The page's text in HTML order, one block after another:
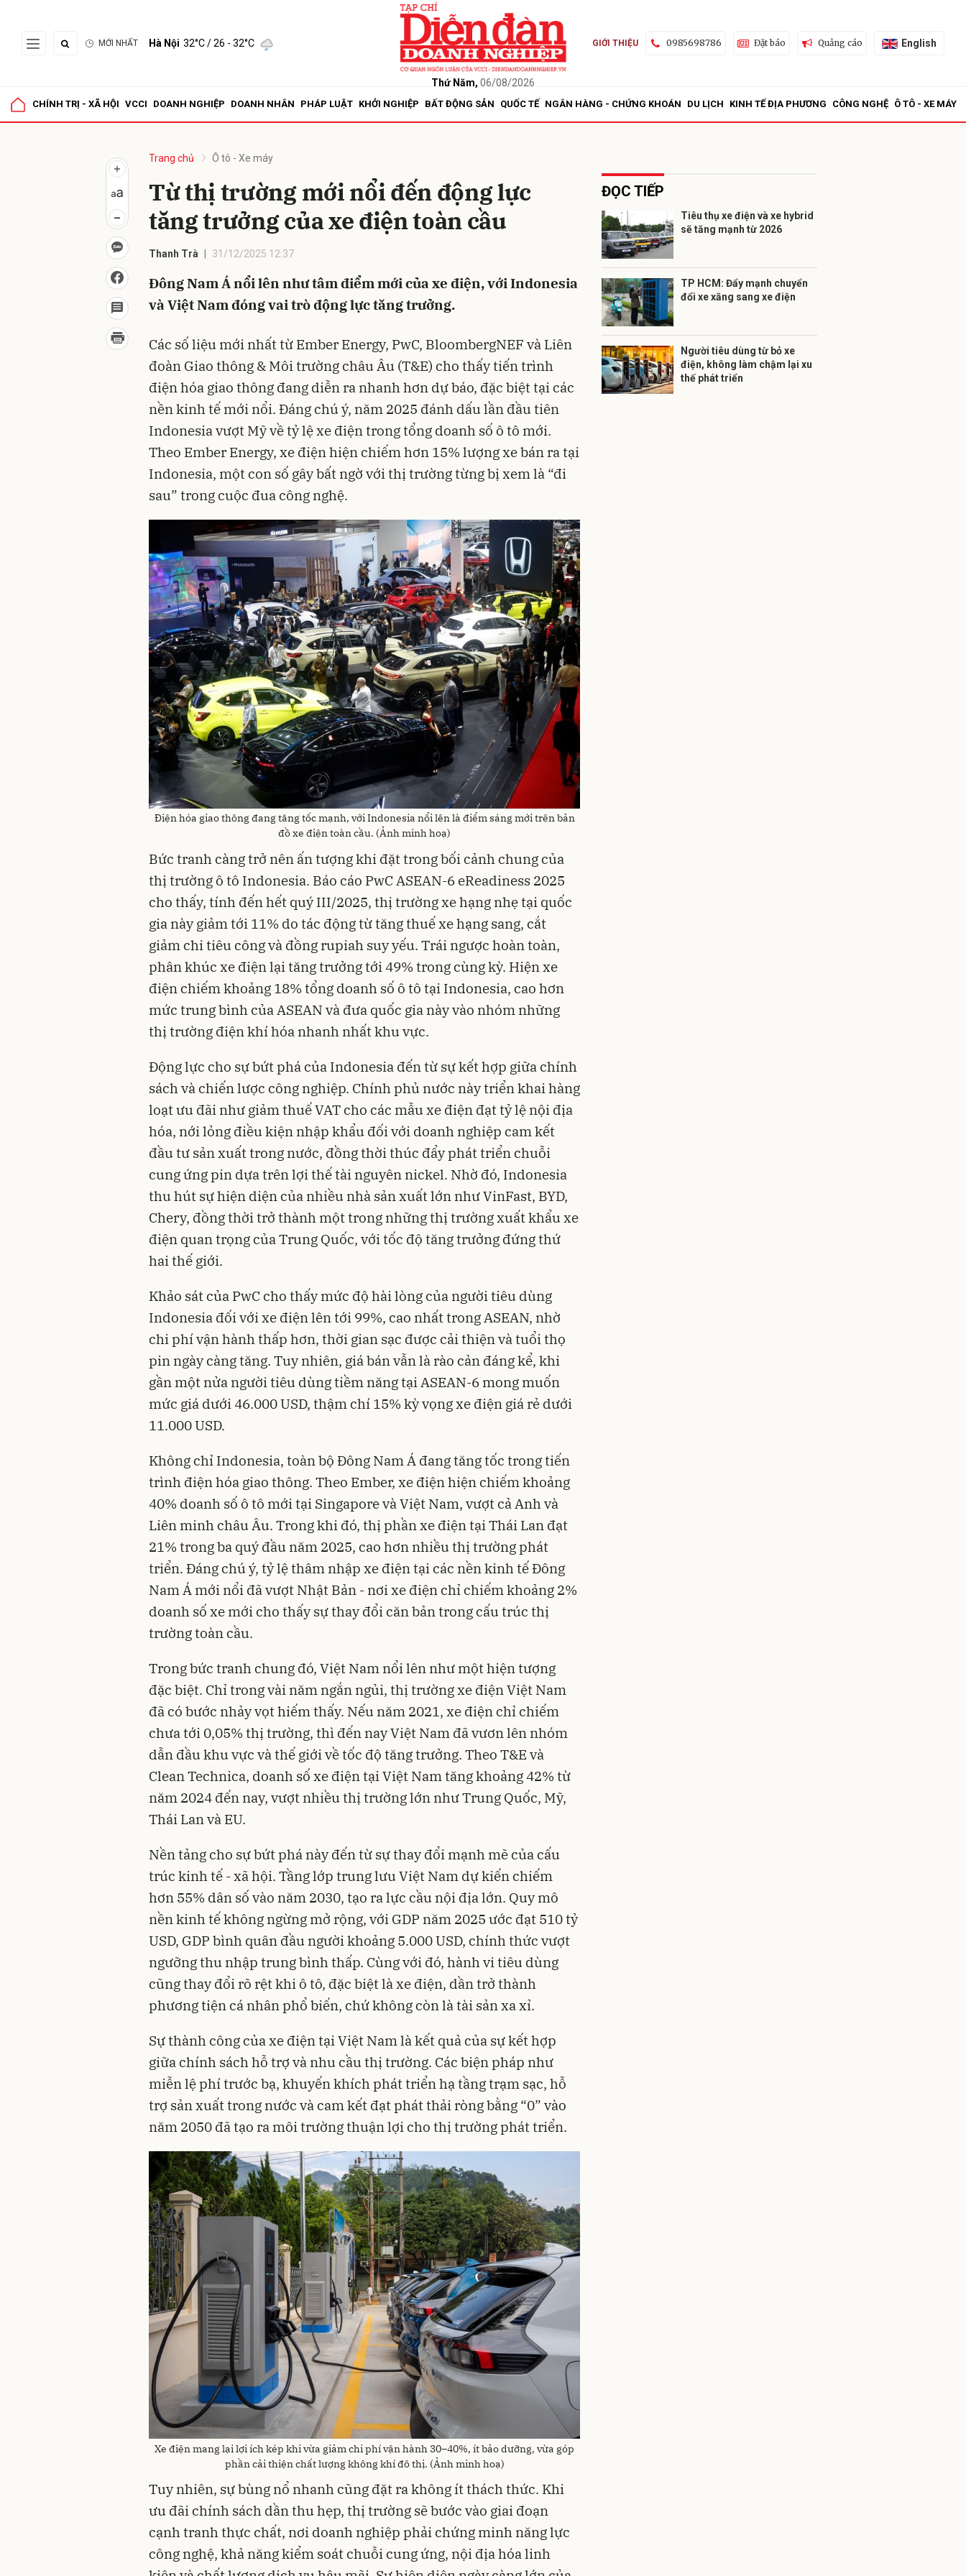
MỚI NHẤT Hà Nội 32°C/ 26 - 32°C
Thứ Năm, 06/08/2026
GIỚI THIỆU 0985698786 Đặt báo Quảng cáo English
CHÍNH TRỊ - XÃ HỘI VCCI DOANH NGHIỆP DOANH NHÂN PHÁP LUẬT KHỞI NGHIỆP BẤT ĐỘNG SẢN QUỐC TẾ NGÂN HÀNG - CHỨNG KHOÁN DU LỊCH KINH TẾ ĐỊA PHƯƠNG CÔNG NGHỆ Ô TÔ - XE MÁY
Trang chủ Ô tô - Xe máy
Từ thị trường mới nổi đến động lực
tăng trưởng của xe điện toàn cầu
Thanh Trà 31/12/2025 12:37
Đông Nam Á nổi lên như tâm điểm mới của xe điện, với Indonesia
và Việt Nam đóng vai trò động lực tăng trưởng.
Các số liệu mới nhất từ Ember Energy, PwC, BloombergNEF và Liên
đoàn Giao thông & Môi trường châu Âu (T&E) cho thấy tiến trình
điện hóa giao thông đang diễn ra nhanh hơn dự báo, đặc biệt tại các
nền kinh tế mới nổi. Đáng chú ý, năm 2025 đánh dấu lần đầu tiên
Indonesia vượt Mỹ về tỷ lệ xe điện trong tổng doanh số ô tô mới.
Theo Ember Energy, xe điện hiện chiếm hơn 15% lượng xe bán ra tại
Indonesia, một con số gây bất ngờ với thị trường từng bị xem là “đi
sau” trong cuộc đua công nghệ.
Điện hóa giao thông đang tăng tốc mạnh, với Indonesia nổi lên là điểm sáng mới trên bản
đồ xe điện toàn cầu. (Ảnh minh hoạ)
Bức tranh càng trở nên ấn tượng khi đặt trong bối cảnh chung của
thị trường ô tô Indonesia. Báo cáo PwC ASEAN-6 eReadiness 2025
cho thấy, tính đến hết quý III/2025, thị trường xe hạng nhẹ tại quốc
gia này giảm tới 11% do tác động từ tăng thuế xe hạng sang, cắt
giảm chi tiêu công và đồng rupiah suy yếu. Trái ngược hoàn toàn,
phân khúc xe điện lại tăng trưởng tới 49% trong cùng kỳ. Hiện xe
điện chiếm khoảng 18% tổng doanh số ô tô tại Indonesia, cao hơn
mức trung bình của ASEAN và đưa quốc gia này vào nhóm những
thị trường điện khí hóa nhanh nhất khu vực.
Động lực cho sự bứt phá của Indonesia đến từ sự kết hợp giữa chính
sách và chiến lược công nghiệp. Chính phủ nước này triển khai hàng
loạt ưu đãi như giảm thuế VAT cho các mẫu xe điện đạt tỷ lệ nội địa
hóa, nới lỏng điều kiện nhập khẩu đối với doanh nghiệp cam kết
đầu tư sản xuất trong nước, đồng thời thúc đẩy phát triển chuỗi
cung ứng pin dựa trên lợi thế tài nguyên nickel. Nhờ đó, Indonesia
thu hút sự hiện diện của nhiều nhà sản xuất lớn như VinFast, BYD,
Chery, đồng thời trở thành một trong những thị trường xuất khẩu xe
điện quan trọng của Trung Quốc, với tốc độ tăng trưởng đứng thứ
hai thế giới.
Khảo sát của PwC cho thấy mức độ hài lòng của người tiêu dùng
Indonesia đối với xe điện lên tới 99%, cao nhất trong ASEAN, nhờ
chi phí vận hành thấp hơn, thời gian sạc được cải thiện và tuổi thọ
pin ngày càng tăng. Tuy nhiên, giá bán vẫn là rào cản đáng kể, khi
gần một nửa người tiêu dùng tiềm năng tại ASEAN-6 mong muốn
mức giá dưới 46.000 USD, thậm chí 15% kỳ vọng xe điện giá rẻ dưới
11.000 USD.
Không chỉ Indonesia, toàn bộ Đông Nam Á đang tăng tốc trong tiến
trình điện hóa giao thông. Theo Ember, xe điện hiện chiếm khoảng
40% doanh số ô tô mới tại Singapore và Việt Nam, vượt cả Anh và
Liên minh châu Âu. Trong khi đó, thị phần xe điện tại Thái Lan đạt
21% trong ba quý đầu năm 2025, cao hơn nhiều thị trường phát
triển. Đáng chú ý, tỷ lệ thâm nhập xe điện tại các nền kinh tế Đông
Nam Á mới nổi đã vượt Nhật Bản - nơi xe điện chỉ chiếm khoảng 2%
doanh số xe mới cho thấy sự thay đổi căn bản trong cấu trúc thị
trường toàn cầu.
Trong bức tranh chung đó, Việt Nam nổi lên như một hiện tượng
đặc biệt. Chỉ trong vài năm ngắn ngủi, thị trường xe điện Việt Nam
đã có bước nhảy vọt hiếm thấy. Nếu năm 2021, xe điện chỉ chiếm
chưa tới 0,05% thị trường, thì đến nay Việt Nam đã vươn lên nhóm
dẫn đầu khu vực và thế giới về tốc độ tăng trưởng. Theo T&E và
Clean Technica, doanh số xe điện tại Việt Nam tăng khoảng 42% từ
năm 2024 đến nay, vượt nhiều thị trường lớn như Trung Quốc, Mỹ,
Thái Lan và EU.
Nền tảng cho sự bứt phá này đến từ sự thay đổi mạnh mẽ của cấu
trúc kinh tế - xã hội. Tầng lớp trung lưu Việt Nam dự kiến chiếm
hơn 55% dân số vào năm 2030, tạo ra lực cầu nội địa lớn. Quy mô
nền kinh tế không ngừng mở rộng, với GDP năm 2025 ước đạt 510 tỷ
USD, GDP bình quân đầu người khoảng 5.000 USD, chính thức vượt
ngưỡng thu nhập trung bình thấp. Cùng với đó, hành vi tiêu dùng
cũng thay đổi rõ rệt khi ô tô, đặc biệt là xe điện, dần trở thành
phương tiện cá nhân phổ biến, chứ không còn là tài sản xa xỉ.
Sự thành công của xe điện tại Việt Nam là kết quả của sự kết hợp
giữa chính sách hỗ trợ và nhu cầu thị trường. Các biện pháp như
miễn lệ phí trước bạ, khuyến khích phát triển hạ tầng trạm sạc, hỗ
trợ sản xuất trong nước và cam kết đạt phát thải ròng bằng “0” vào
năm 2050 đã tạo ra môi trường thuận lợi cho thị trường phát triển.
Xe điện mang lại lợi ích kép khi vừa giảm chi phí vận hành 30–40%, ít bảo dưỡng, vừa góp
phần cải thiện chất lượng không khí đô thị. (Ảnh minh hoạ)
Tuy nhiên, sự bùng nổ nhanh cũng đặt ra không ít thách thức. Khi
ưu đãi chính sách dần thu hẹp, thị trường sẽ bước vào giai đoạn
cạnh tranh thực chất, nơi doanh nghiệp phải chứng minh năng lực
công nghệ, khả năng kiểm soát chuỗi cung ứng, nội địa hóa linh
ĐỌC TIẾP
Tiêu thụ xe điện và xe hybrid
sẽ tăng mạnh từ 2026
TP HCM: Đẩy mạnh chuyển
đổi xe xăng sang xe điện
Người tiêu dùng từ bỏ xe
điện, không làm chậm lại xu
thế phát triển
Gửi